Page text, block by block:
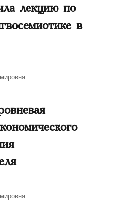
лекцию по
в